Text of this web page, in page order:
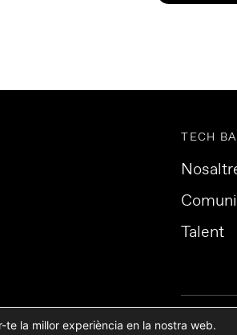
TECH
Talent
la millor experiència en la nostra web.